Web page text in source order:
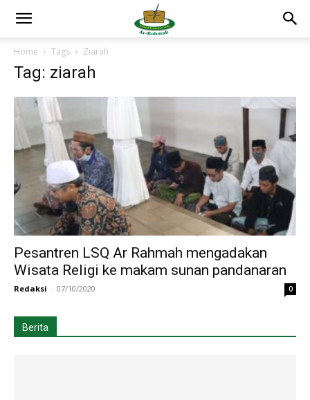
Home Tags Ziarah
Tag: ziarah
Pesantren LSQ Ar Rahmah mengadakan
Wisata Religi ke makam sunan pandanaran
Redaksi - 07/10/2020 0
Berita